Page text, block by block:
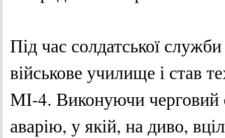
Під час солдатської служби
військове училище і став
МІ-4. Виконуючичерговий
аварію, уякій, надиво,